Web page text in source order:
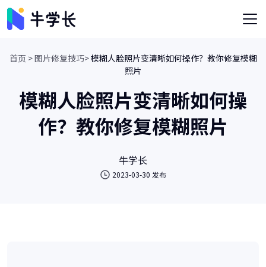
首页 >图片修复技巧>模糊人脸照片变清晰如何操作？教你修复模糊
照片
模糊人脸照片变清晰如何操
作？教你修复模糊照片
牛学长
2023-03-30 发布